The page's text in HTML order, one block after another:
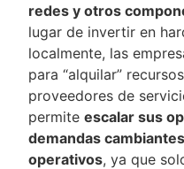
redes y otros
lugar de invertir en
localmente, las
para “alquilar”
proveedores de
permite escalar sus
demandas
operativos, ya que